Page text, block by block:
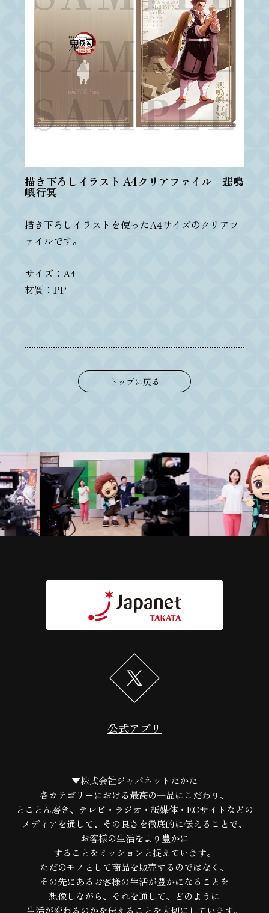
描き下ろしイラスト A4クリアファイル 悲鳴
嶼行冥
描き下ろしイラストを使ったA4サイズのクリアフ
ァイルです。
サイズ：A4
材質：PP
トップに戻る
公式アプリ
▼株式会社ジャパネットたかた
各カテゴリーにおける最高の一品にこだわり、
とことん磨き、テレビ・ラジオ・紙媒体・ECサイトなどの
メディアを通して、 その良さを徹底的に伝えることで、
お客様の生活をより豊かに
することをミッションと捉えています。
ただのモノとして商品を販売するのではなく、
その先にあるお客様の生活が豊かになることを
想像しながら、 それを通して、どのように
生活が変わるのかを伝えることを大切にしています。